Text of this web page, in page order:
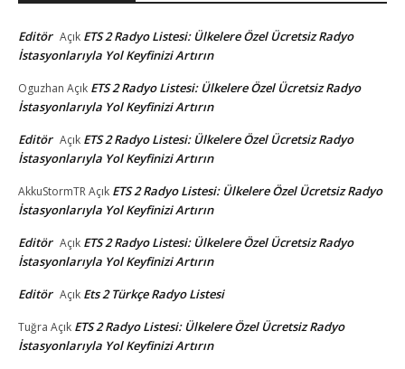
Editör Açık ETS 2 Radyo Listesi: Ülkelere Özel Ücretsiz Radyo
İstasyonlarıyla Yol Keyfinizi Artırın
Oguzhan Açık ETS 2 Radyo Listesi: Ülkelere Özel Ücretsiz Radyo
İstasyonlarıyla Yol Keyfinizi Artırın
Editör Açık ETS 2 Radyo Listesi: Ülkelere Özel Ücretsiz Radyo
İstasyonlarıyla Yol Keyfinizi Artırın
AkkuStormTRAçık ETS 2 Radyo Listesi: Ülkelere Özel Ücretsiz Radyo
İstasyonlarıyla Yol Keyfinizi Artırın
Editör Açık ETS 2 Radyo Listesi: Ülkelere Özel Ücretsiz Radyo
İstasyonlarıyla Yol Keyfinizi Artırın
Editör Açık Ets 2 Türkçe Radyo Listesi
Tuğra Açık ETS 2 Radyo Listesi: Ülkelere Özel Ücretsiz Radyo
İstasyonlarıyla Yol Keyfinizi Artırın